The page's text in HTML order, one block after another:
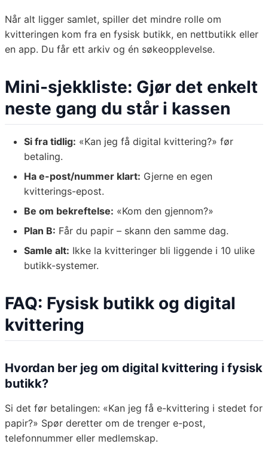
Når alt ligger samlet, spiller det mindre rolle om
kvitteringen kom fra en fysisk butikk, en nettbutikk eller
en app. Du får ett arkiv og én søkeopplevelse.
Mini-sjekkliste: Gjør det enkelt
neste gang du står i kassen
Si fra tidlig: «Kan jeg få digital kvittering?» før
betaling.
Ha e-post/nummer klart: Gjerne en egen
kvitterings-epost.
Be om bekreftelse: «Kom den gjennom?»
Plan B: Får du papir – skann den samme dag.
Samle alt: Ikke la kvitteringer bli liggende i 10 ulike
butikk-systemer.
FAQ: Fysisk butikk og digital
kvittering
Hvordan ber jeg om digital kvittering i fysisk
butikk?
Si det før betalingen: «Kan jeg få e-kvittering i stedet for
papir?» Spør deretter om de trenger e-post,
telefonnummer eller medlemskap.